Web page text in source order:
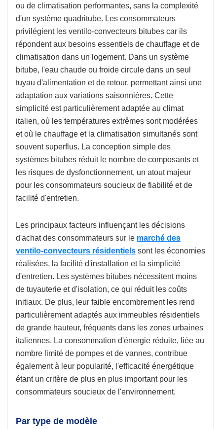
ou de climatisation performantes, sans la complexité
d'un système quadritube. Les consommateurs
privilégient les ventilo-convecteurs bitubes car ils
répondent aux besoins essentiels de chauffage et de
climatisation dans un logement. Dans un système
bitube, l'eau chaude ou froide circule dans un seul
tuyau d'alimentation et de retour, permettant ainsi une
adaptation aux variations saisonnières. Cette
simplicité est particulièrement adaptée au climat
italien, où les températures extrêmes sont modérées
et où le chauffage et la climatisation simultanés sont
souvent superflus. La conception simple des
systèmes bitubes réduit le nombre de composants et
les risques de dysfonctionnement, un atout majeur
pour les consommateurs soucieux de fiabilité et de
facilité d'entretien.
Les principaux facteurs influençant les décisions
d'achat des consommateurs sur le marché des
ventilo-convecteurs résidentiels sont les économies
réalisées, la facilité d'installation et la simplicité
d'entretien. Les systèmes bitubes nécessitent moins
de tuyauterie et d'isolation, ce qui réduit les coûts
initiaux. De plus, leur faible encombrement les rend
particulièrement adaptés aux immeubles résidentiels
de grande hauteur, fréquents dans les zones urbaines
italiennes. La consommation d'énergie réduite, liée au
nombre limité de pompes et de vannes, contribue
également à leur popularité, l'efficacité énergétique
étant un critère de plus en plus important pour les
consommateurs soucieux de l'environnement.
Par type de modèle